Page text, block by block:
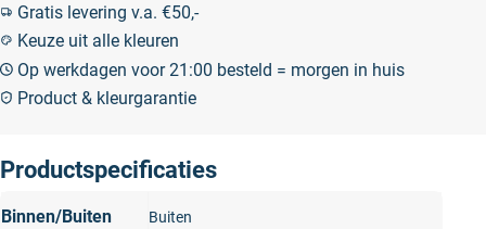
Gratis levering v.a. €50,-
Keuze uit alle kleuren
Op werkdagen voor 21:00 besteld = morgen in huis
Product & kleurgarantie
Productspecificaties
Binnen/Buiten Buiten